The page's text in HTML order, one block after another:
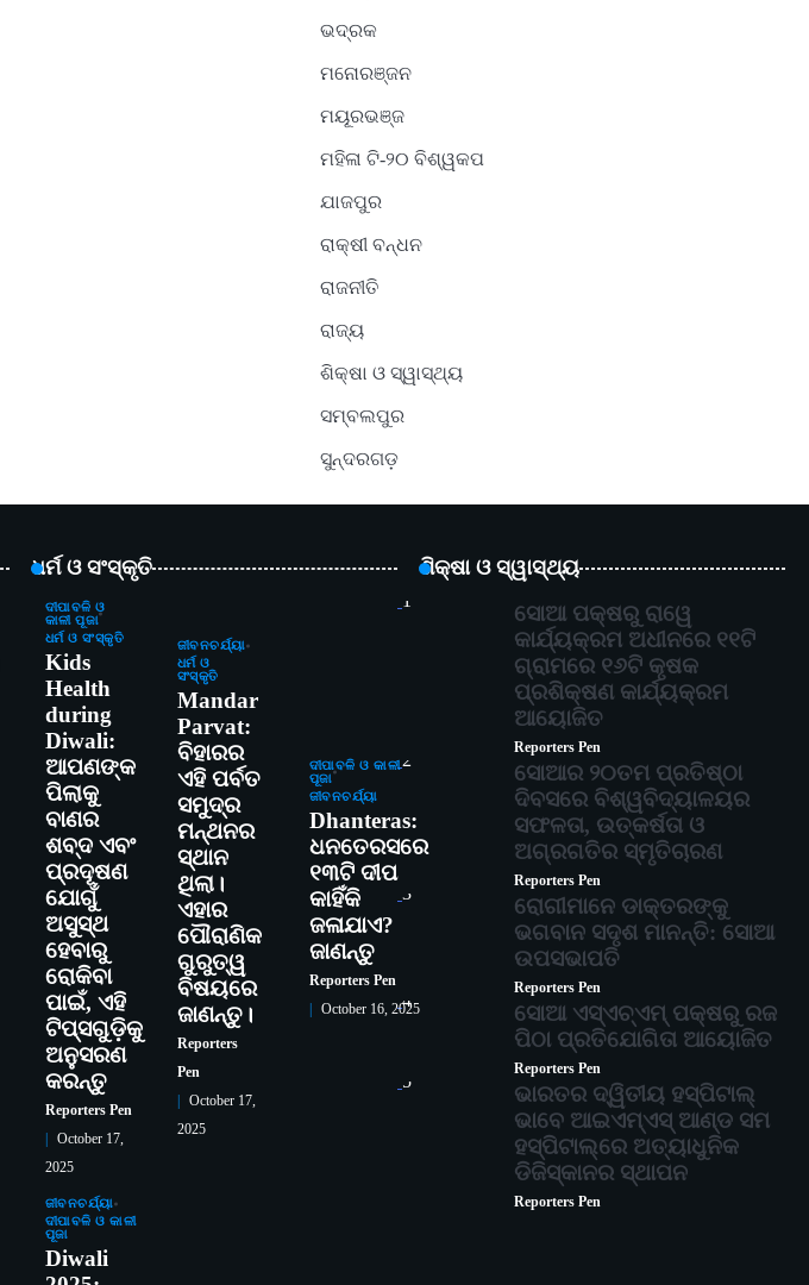
ଭଦ୍ରକ
ମନୋରଞ୍ଜନ
ମୟୂରଭଞ୍ଜ
ମହିଳା ଟି-୨୦ ବିଶ୍ୱକପ
ଯାଜପୁର
ରାକ୍ଷୀ ବନ୍ଧନ
ରାଜନୀତି
ରାଜ୍ୟ
ଶିକ୍ଷା ଓ ସ୍ୱାସ୍ଥ୍ୟ
ସମ୍ବଲପୁର
ସୁନ୍ଦରଗଡ଼
ଧର୍ମ ଓ ସଂସ୍କୃତି
ଦୀପାବଳି ଓ
କାଳୀ ପୂଜା
ଧର୍ମ ଓ ସଂସ୍କୃତି
Kids
Health
during
Diwali:
ଆପଣଙ୍କ
ପିଲାକୁ
ବାଣର
ଶବ୍ଦ ଏବଂ
ପ୍ରଦୂଷଣ
ଯୋଗୁଁ
ଅସୁସ୍ଥ
ହେବାରୁ
ରୋକିବା
ପାଇଁ, ଏହି
ଟିପ୍ସଗୁଡ଼ିକୁ
ଅନୁସରଣ
କରନ୍ତୁ
Reporters Pen
October 17,
2025
ଜୀବନଚର୍ଯ୍ୟା
ଧର୍ମ ଓ
ସଂସ୍କୃତି
Mandar
Parvat:
ବିହାରର
ଏହି ପର୍ବତ
ସମୁଦ୍ର
ମନ୍ଥନର
ସ୍ଥାନ
ଥିଲା।
ଏହାର
ପୌରାଣିକ
ଗୁରୁତ୍ୱ
ବିଷୟରେ
ଜାଣନ୍ତୁ।
Reporters
Pen
October 17,
2025
ଦୀପାବଳି ଓ କାଳୀ
ପୂଜା
ଜୀବନଚର୍ଯ୍ୟା
Dhanteras:
ଧନତେରସରେ
୧୩ଟି ଦୀପ
କାହିଁକି
ଜଳାଯାଏ?
ଜାଣନ୍ତୁ
Reporters Pen
October 16, 2025
ଜୀବନଚର୍ଯ୍ୟା
ଦୀପାବଳି ଓ କାଳୀ
ପୂଜା
Diwali
ଶିକ୍ଷା ଓ ସ୍ୱାସ୍ଥ୍ୟ
1
ସୋଆ ପକ୍ଷରୁ ରାୱେ
କାର୍ଯ୍ୟକ୍ରମ ଅଧୀନରେ ୧୧ଟି
ଗ୍ରାମରେ ୧୬ଟି କୃଷକ
ପ୍ରଶିକ୍ଷଣ କାର୍ଯ୍ୟକ୍ରମ
ଆୟୋଜିତ
Reporters Pen
2
ସୋଆର ୨୦ତମ ପ୍ରତିଷ୍ଠା
ଦିବସରେ ବିଶ୍ୱବିଦ୍ୟାଳୟର
ସଫଳତା, ଉତ୍କର୍ଷତା ଓ
ଅଗ୍ରଗତିର ସ୍ମୃତିଚାରଣ
Reporters Pen
3
ରୋଗୀମାନେ ଡାକ୍ତରଙ୍କୁ
ଭଗବାନ ସଦୃଶ ମାନନ୍ତି: ସୋଆ
ଉପସଭାପତି
Reporters Pen
4
ସୋଆ ଏସ୍‌ଏଚ୍‌ଏମ୍ ପକ୍ଷରୁ ରଜ
ପିଠା ପ୍ରତିଯୋଗିତା ଆୟୋଜିତ
Reporters Pen
5
ଭାରତର ଦ୍ୱିତୀୟ ହସ୍ପିଟାଲ୍
ଭାବେ ଆଇଏମ୍‌ଏସ୍ ଆଣ୍ଡ ସମ
ହସ୍ପିଟାଲ୍‌ରେ ଅତ୍ୟାଧୁନିକ
ଡିଜିସ୍କାନର ସ୍ଥାପନ
Reporters Pen